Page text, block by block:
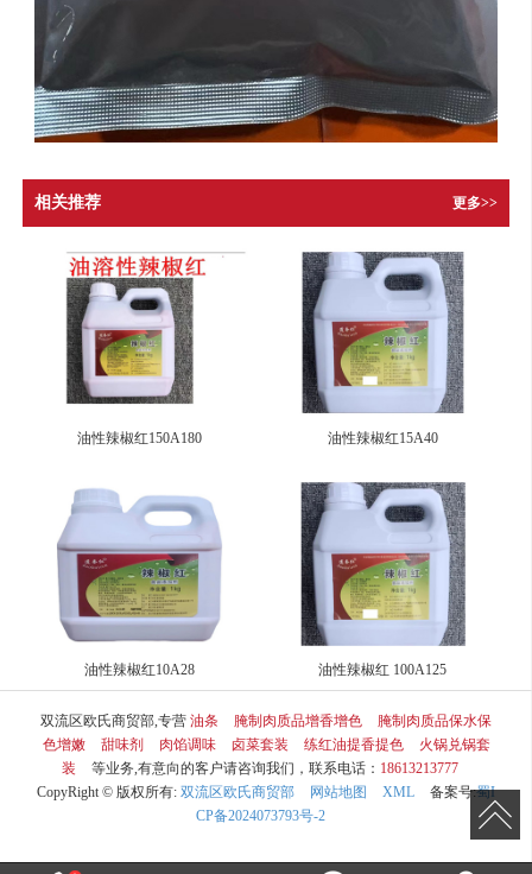
相关推荐 更多>>
油性辣椒红150A180 油性辣椒红15A40
油性辣椒红10A28 油性辣椒红 100A125
双流区欧氏商贸部,专营 油条 腌制肉质品增香增色
腌制肉质品保水保
色增嫩
甜味剂 肉馅调味 卤菜套装 练红油提香提色
火锅兑锅套
装
等业务,有意向的客户请咨询我们，联系电话： 18613213777
CopyRight © 版权所有: 双流区欧氏商贸部 网站地图 XML 备案号:蜀I
CP备2024073793号-2